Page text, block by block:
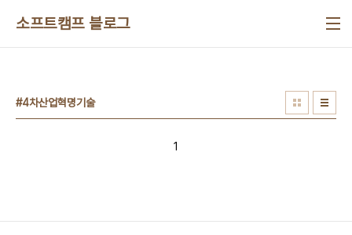
소프트캠프 블로그
#4차산업혁명기술
1